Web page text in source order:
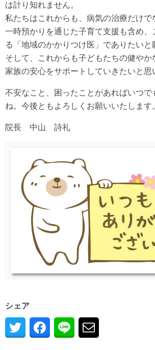
は計り知れません。
私たちはこれからも、病気の治療だけで
一時預かりを通じた子育て支援も含め、
る「地域のかかりつけ医」でありたいと
そして、これからも子どもたちの健やか
家族の安心をサポートしていきたいと思
不安なこと、困ったことがあればいつで
ね。今後ともよろしくお願いいたします
院長 中山 詩礼
シェア